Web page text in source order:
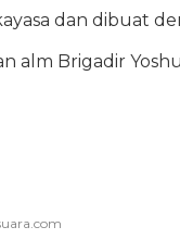
dan dibuat
alm Brigadir